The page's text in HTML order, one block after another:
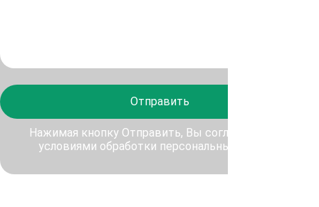
Отправить
Нажимая кнопку Отправить, Вы соглашаетесь с
условиями обработки персональных данных